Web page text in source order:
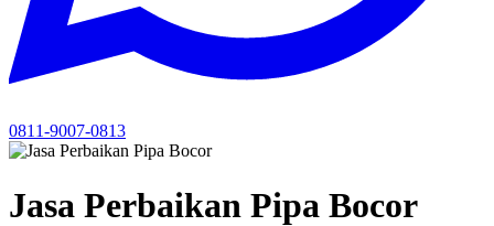
0811-9007-0813
Jasa Perbaikan Pipa Bocor